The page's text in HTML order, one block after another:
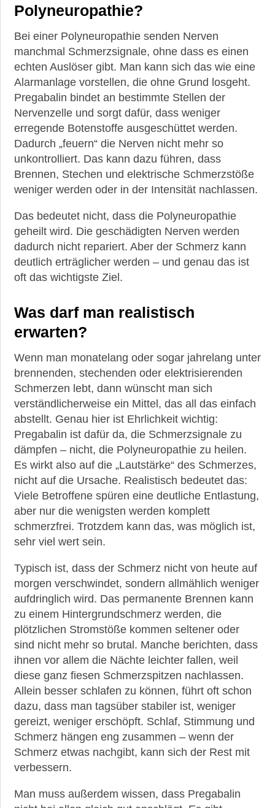
Polyneuropathie?
Bei einer Polyneuropathie senden Nerven
manchmal Schmerzsignale, ohne dass es einen
echten Auslöser gibt. Man kann sich das wie eine
Alarmanlage vorstellen, die ohne Grund losgeht.
Pregabalin bindet an bestimmte Stellen der
Nervenzelle und sorgt dafür, dass weniger
erregende Botenstoffe ausgeschüttet werden.
Dadurch „feuern“ die Nerven nicht mehr so
unkontrolliert. Das kann dazu führen, dass
Brennen, Stechen und elektrische Schmerzstöße
weniger werden oder in der Intensität nachlassen.
Das bedeutet nicht, dass die Polyneuropathie
geheilt wird. Die geschädigten Nerven werden
dadurch nicht repariert. Aber der Schmerz kann
deutlich erträglicher werden – und genau das ist
oft das wichtigste Ziel.
Was darf man realistisch
erwarten?
Wenn man monatelang oder sogar jahrelang unter
brennenden, stechenden oder elektrisierenden
Schmerzen lebt, dann wünscht man sich
verständlicherweise ein Mittel, das all das einfach
abstellt. Genau hier ist Ehrlichkeit wichtig:
Pregabalin ist dafür da, die Schmerzsignale zu
dämpfen – nicht, die Polyneuropathie zu heilen.
Es wirkt also auf die „Lautstärke“ des Schmerzes,
nicht auf die Ursache. Realistisch bedeutet das:
Viele Betroffene spüren eine deutliche Entlastung,
aber nur die wenigsten werden komplett
schmerzfrei. Trotzdem kann das, was möglich ist,
sehr viel wert sein.
Typisch ist, dass der Schmerz nicht von heute auf
morgen verschwindet, sondern allmählich weniger
aufdringlich wird. Das permanente Brennen kann
zu einem Hintergrundschmerz werden, die
plötzlichen Stromstöße kommen seltener oder
sind nicht mehr so brutal. Manche berichten, dass
ihnen vor allem die Nächte leichter fallen, weil
diese ganz fiesen Schmerzspitzen nachlassen.
Allein besser schlafen zu können, führt oft schon
dazu, dass man tagsüber stabiler ist, weniger
gereizt, weniger erschöpft. Schlaf, Stimmung und
Schmerz hängen eng zusammen – wenn der
Schmerz etwas nachgibt, kann sich der Rest mit
verbessern.
Man muss außerdem wissen, dass Pregabalin